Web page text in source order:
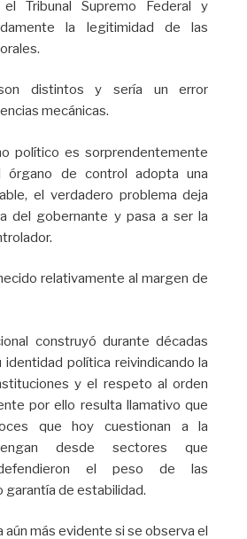
Tribunal Supremo Federal y
la legitimidad de las
distintos y sería un error
mecánicas.
político es sorprendentemente
órgano de control adopta una
el verdadero problema deja
del gobernante y pasa a ser la
relativamente al margen de
construyó durante décadas
política reivindicando la
y el respeto al orden
por ello resulta llamativo que
que hoy cuestionan a la
desde sectores que
defendieron el peso de las
de estabilidad.
aún más evidente si se observa el